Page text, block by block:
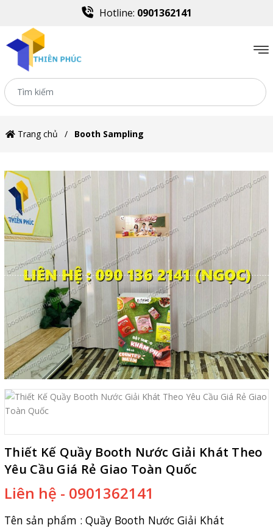
Hotline: 0901362141
Trang chủ Booth Sampling
Thiết Kế Quầy Booth Nước Giải Khát Theo
Yêu Cầu Giá Rẻ Giao Toàn Quốc
Liên hệ - 0901362141
Tên sản phẩm : Quầy Booth Nước Giải Khát